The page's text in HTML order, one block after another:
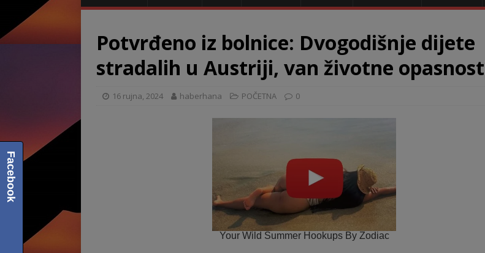
Potvrđeno iz bolnice: Dvogodišnje dijete
stradalih u Austriji, van životne
16 rujna, 2024 haberhana POČETNA 0
Facebook